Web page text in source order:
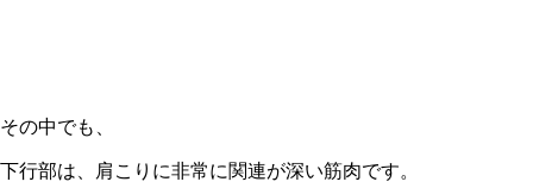
その中でも、
下行部は、肩こりに非常に関連が深い筋肉です。